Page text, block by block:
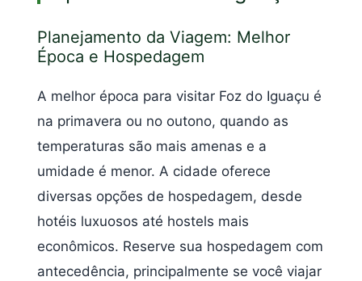
Planejamento da Viagem: Melhor
Época e Hospedagem
A melhor época para visitar Foz do Iguaçu é
na primavera ou no outono, quando as
temperaturas são mais amenas e a
umidade é menor. A cidade oferece
diversas opções de hospedagem, desde
hotéis luxuosos até hostels mais
econômicos. Reserve sua hospedagem com
antecedência, principalmente se você viajar